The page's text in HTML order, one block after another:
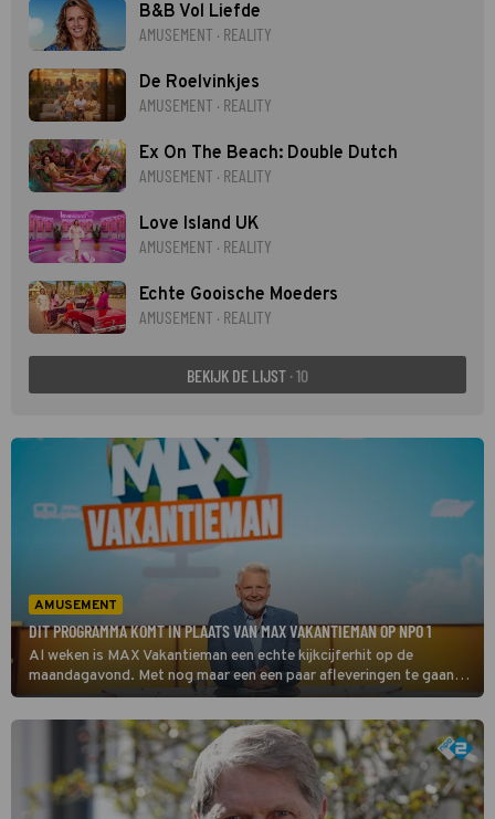
B&B Vol Liefde
AMUSEMENT · REALITY
De Roelvinkjes
AMUSEMENT · REALITY
Ex On The Beach: Double Dutch
AMUSEMENT · REALITY
Love Island UK
AMUSEMENT · REALITY
Echte Gooische Moeders
AMUSEMENT · REALITY
BEKIJK DE LIJST · 10
AMUSEMENT
DIT PROGRAMMA KOMT IN PLAATS VAN MAX VAKANTIEMAN OP NPO 1
Al weken is MAX Vakantieman een echte kijkcijferhit op de
maandagavond. Met nog maar een een paar afleveringen te gaan, is
het tijd om alvast vooruit te blikken. Welk programma neemt
daarna de plek op NPO 1 in? Wij zochten het voor je uit!